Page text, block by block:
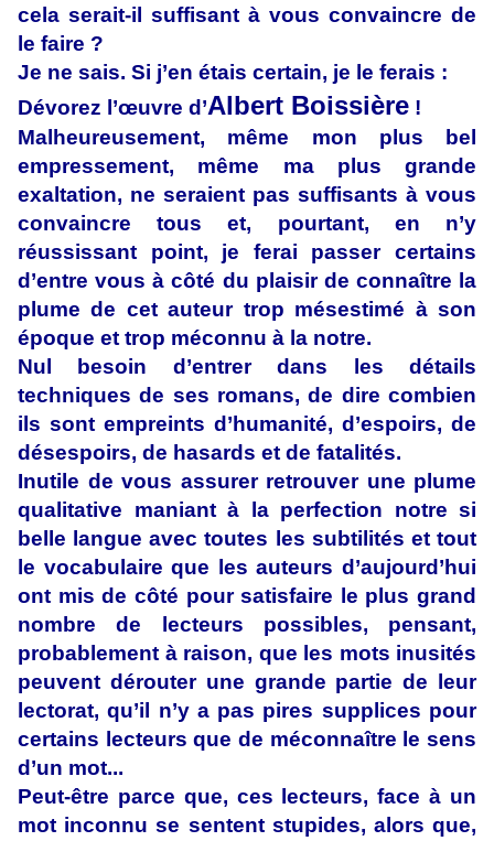
cela serait-il suffisant à vous convaincre de
le faire ?
Je ne sais. Si j’en étais certain, je le ferais :
Dévorez l’œuvre d’Albert Boissière !
Malheureusement, même mon plus bel
empressement, même ma plus grande
exaltation, ne seraient pas suffisants à vous
convaincre tous et, pourtant, en n’y
réussissant point, je ferai passer certains
d’entre vous à côté du plaisir de connaître la
plume de cet auteur trop mésestimé à son
époque et trop méconnu à la notre.
Nul besoin d’entrer dans les détails
techniques de ses romans, de dire combien
ils sont empreints d’humanité, d’espoirs, de
désespoirs, de hasards et de fatalités.
Inutile de vous assurer retrouver une plume
qualitative maniant à la perfection notre si
belle langue avec toutes les subtilités et tout
le vocabulaire que les auteurs d’aujourd’hui
ont mis de côté pour satisfaire le plus grand
nombre de lecteurs possibles, pensant,
probablement à raison, que les mots inusités
peuvent dérouter une grande partie de leur
lectorat, qu’il n’y a pas pires supplices pour
certains lecteurs que de méconnaître le sens
d’un mot...
Peut-être parce que, ces lecteurs, face à un
mot inconnu se sentent stupides, alors que,